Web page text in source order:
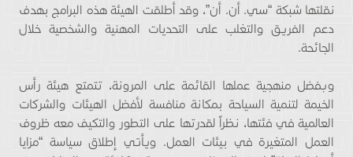
نقلتها شبكة “سي. أن. أن”، وقد أطلقت الهيئة هذه البرامج بهدف
دعم الفريق والتغلب على التحديات المهنية والشخصية خلال
الجائحة.
وبفضل منهجية عملها القائمة على المرونة، تتمتع هيئة رأس
الخيمة لتنمية السياحة بمكانة منافسة لأفضل الهيئات والشركات
العالمية في فئتها، نظراً لقدرتها على التطور والتكيف معه ظروف
العمل المتغيرة في بيئات العمل. ويأتي إطلاق سياسة “مزايا